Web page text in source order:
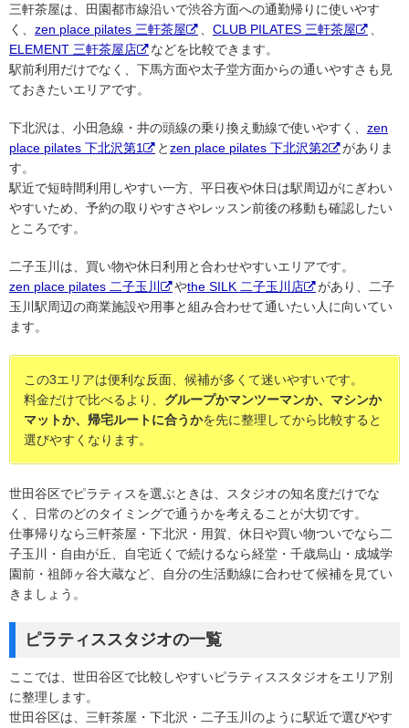
三軒茶屋は、田園都市線沿いで渋谷方面への通勤帰りに使いやす
く、 zen place pilates 三軒茶屋 CLUB PILATES 三軒茶屋
ELEMENT 三軒茶屋店
などを比較できます。
駅前利用だけでなく、下馬方面や太子堂方面からの通いやすさも見
ておきたいエリアです。
下北沢は、小田急線・井の頭線の乗り換え動線で使いやすく、 zen
place pilates 下北沢第1
とzen place pilates 下北沢第2
がありま
す。
駅近で短時間利用しやすい一方、平日夜や休日は駅周辺がにぎわい
やすいため、予約の取りやすさやレッスン前後の移動も確認したい
ところです。
二子玉川は、買い物や休日利用と合わせやすいエリアです。
zen place pilates 二子玉川
やthe SILK 二子玉川店
があり、二子
玉川駅周辺の商業施設や用事と組み合わせて通いたい人に向いてい
ます。
この3エリアは便利な反面、候補が多くて迷いやすいです。
料金だけで比べるより、 グループかマンツーマンか、マシンか
マットか、帰宅ルートに合うかを先に整理してから比較すると
選びやすくなります。
世田谷区でピラティスを選ぶときは、スタジオの知名度だけでな
く、日常のどのタイミングで通うかを考えることが大切です。
仕事帰りなら三軒茶屋・下北沢・用賀、休日や買い物ついでなら二
子玉川・自由が丘、自宅近くで続けるなら経堂・千歳烏山・成城学
園前・祖師ヶ谷大蔵など、自分の生活動線に合わせて候補を見てい
きましょう。
ピラティススタジオの一覧
ここでは、世田谷区で比較しやすいピラティススタジオをエリア別
に整理します。
世田谷区は、三軒茶屋・下北沢・二子玉川のように駅近で選びやす